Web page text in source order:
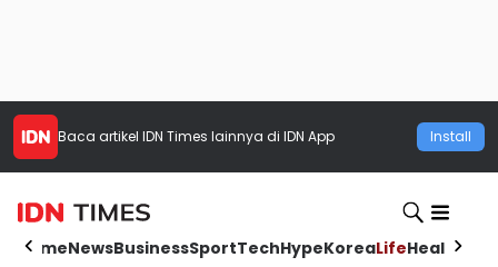
Baca artikel IDN Times lainnya di IDN App Install
HomeNewsBusinessSportTechHypeKoreaLifeHealth